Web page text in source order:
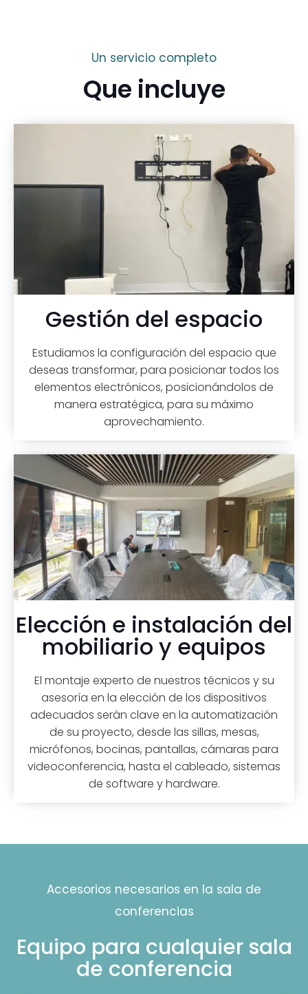
Un servicio completo
Que incluye
Gestión del espacio
Estudiamos la configuración del espacio que
deseas transformar, para posicionar todos los
elementos electrónicos, posicionándolos de
manera estratégica, para su máximo
aprovechamiento.
Elección e instalación del
mobiliario y equipos
El montaje experto de nuestros técnicos y su
asesoría en la elección de los dispositivos
adecuados serán clave en la automatización
de su proyecto, desde las sillas, mesas,
micrófonos, bocinas, pantallas, cámaras para
videoconferencia, hasta el cableado, sistemas
de software y hardware.
Accesorios necesarios en la sala de
conferencias
Equipo para cualquier sala
de conferencia